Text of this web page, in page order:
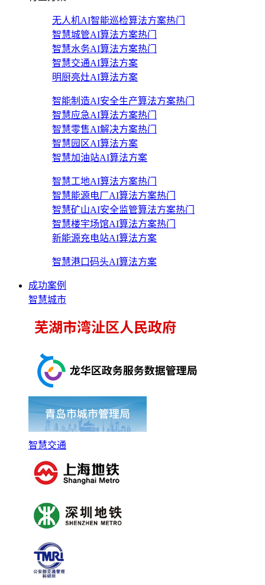
无人机AI智能巡检算法方案热门
智慧城管AI算法方案热门
智慧水务AI算法方案热门
智慧交通AI算法方案
明厨亮灶AI算法方案
智能制造AI安全生产算法方案热门
智慧应急AI算法方案热门
智慧零售AI解决方案热门
智慧园区AI算法方案
智慧加油站AI算法方案
智慧工地AI算法方案热门
智慧能源电厂AI算法方案热门
智慧矿山AI安全监管算法方案热门
智慧楼宇场馆AI算法方案热门
新能源充电站AI算法方案
智慧港口码头AI算法方案
成功案例
智慧城市
智慧交通